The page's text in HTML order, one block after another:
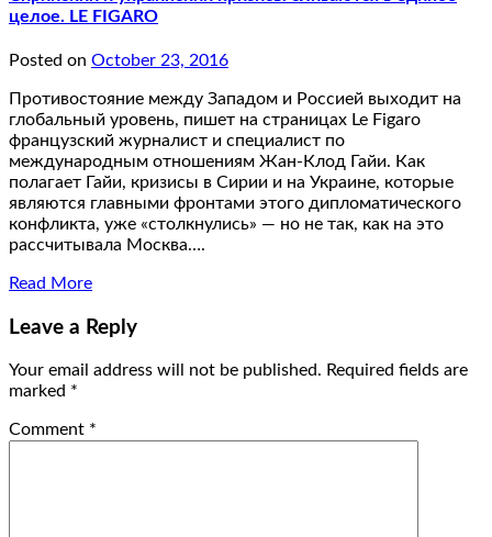
целое. LE FIGARO
Posted on October 23, 2016
Противостояние между Западом и Россией выходит на
глобальный уровень, пишет на страницах Le Figaro
французский журналист и специалист по
международным отношениям Жан-Клод Гайи. Как
полагает Гайи, кризисы в Сирии и на Украине, которые
являются главными фронтами этого дипломатического
конфликта, уже «столкнулись» — но не так, как на это
рассчитывала Москва….
Read More
Leave a Reply
Your email address will not be published. Required fields are
marked *
Comment *